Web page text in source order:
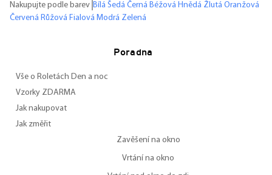
Nakupujte podle barev Bílá Šedá Černá Béžová Hnědá Žlutá Oranžová
Červená Růžová Fialová Modrá Zelená
Poradna
Vše o Roletách Den a noc
Vzorky ZDARMA
Jak nakupovat
Jak změřit
Zavěšení na okno
Vrtání na okno